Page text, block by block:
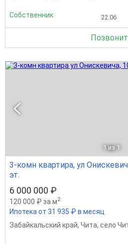
Собственник 22.06
1 из 1
3-комн квартира, ул
эт.
6 000 000 ₽
120 000 ₽ за м2
Ипотека от 31 935 ₽ в месяц
Забайкальский край, Чита, село